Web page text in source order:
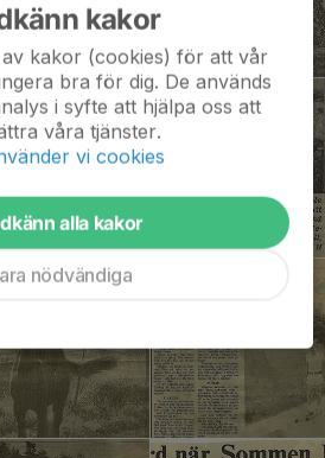
kakor
kakor (cookies) för att vår
bra för dig. De används
i syfte att hjälpa oss att
våra tjänster.
vi cookies
alla kakor
nödvändiga